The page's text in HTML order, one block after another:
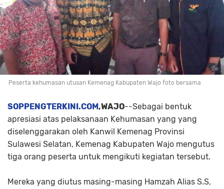
Peserta kehumasan utusan Kemenag Kabupaten Wajo foto bersama
SOPPENGTERKINI.COM,WAJO--Sebagai bentuk
apresiasi atas pelaksanaan Kehumasan yang yang
diselenggarakan oleh Kanwil Kemenag Provinsi
Sulawesi Selatan, Kemenag Kabupaten Wajo mengutus
tiga orang peserta untuk mengikuti kegiatan tersebut.
Mereka yang diutus masing-masing Hamzah Alias S.S,